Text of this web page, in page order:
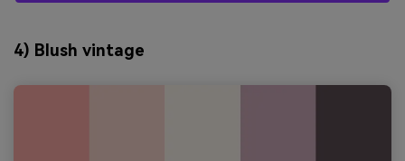
4) Blush vintage